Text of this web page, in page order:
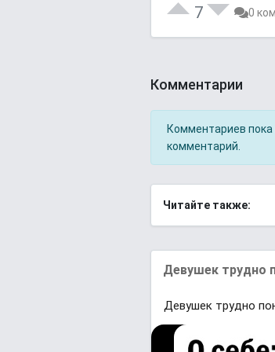
7 0
Комментарии
Комментариев
комментарий.
Читайте также:
Девушек трудно
Девушек трудно